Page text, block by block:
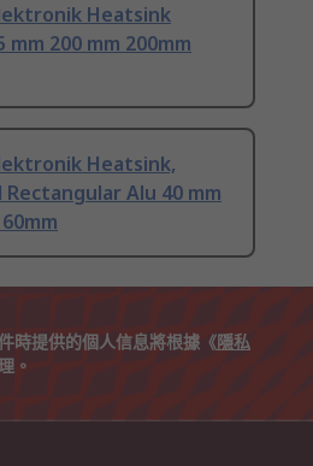
Heatsink
mm 200 mm 200mm
Heatsink,
Rectangular Alu 40 mm
時提供的個人信息將根據《隱私
。